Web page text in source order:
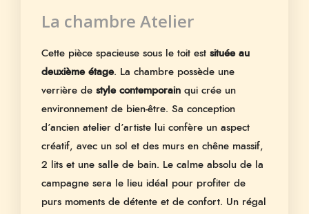
La chambre Atelier
Cette pièce spacieuse sous le toit est située au
deuxième étage. La chambre possède une
verrière de style contemporain qui crée un
environnement de bien-être. Sa conception
d’ancien atelier d’artiste lui confère un aspect
créatif, avec un sol et des murs en chêne massif,
2 lits et une salle de bain. Le calme absolu de la
campagne sera le lieu idéal pour profiter de
purs moments de détente et de confort. Un régal